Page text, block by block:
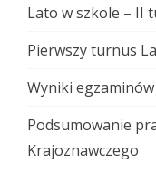
Lato w szkole – II
Pierwszy turnus
Wyniki
Podsumowanie
Krajoznawczego